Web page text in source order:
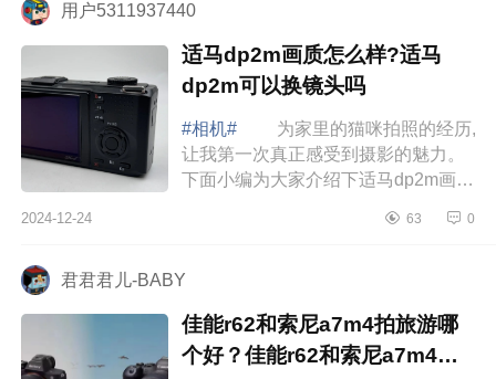
用户5311937440
适马dp2m画质怎么样?适马
dp2m可以换镜头吗
#相机#
为家里的猫咪拍照的经历,
让我第一次真正感受到摄影的魅力。
下面小编为大家介绍下适马dp2m画质
适马dp2m画质怎么样 今天想跟你
2024-12-24 63 0
君君君儿-BABY
佳能r62和索尼a7m4拍旅游哪
个好？佳能r62和索尼a7m4画